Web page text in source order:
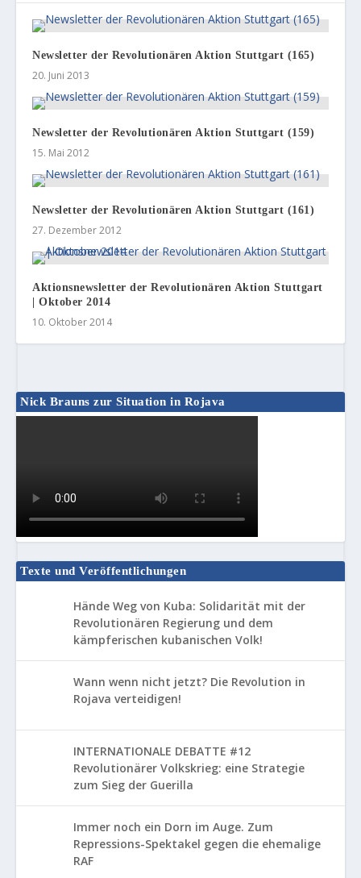
Newsletter der Revolutionären Aktion Stuttgart (165)
20. Juni 2013
Newsletter der Revolutionären Aktion Stuttgart (159)
15. Mai 2012
Newsletter der Revolutionären Aktion Stuttgart (161)
27. Dezember 2012
Aktionsnewsletter der Revolutionären Aktion Stuttgart
| Oktober 2014
10. Oktober 2014
Nick Brauns zur Situation in Rojava
Texte und Veröffentlichungen
Hände Weg von Kuba: Solidarität mit der
Revolutionären Regierung und dem
kämpferischen kubanischen Volk!
Wann wenn nicht jetzt? Die Revolution in
Rojava verteidigen!
INTERNATIONALE DEBATTE #12
Revolutionärer Volkskrieg: eine Strategie
zum Sieg der Guerilla
Immer noch ein Dorn im Auge. Zum
Repressions-Spektakel gegen die ehemalige
RAF